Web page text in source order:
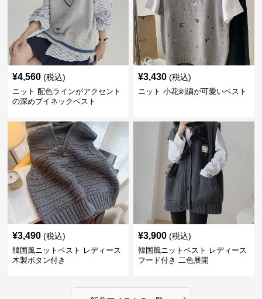
¥4,560 (税込)
ニット 配色ラインがアクセント
の深めブイネックベスト
¥3,430 (税込)
ニット 小花刺繍が可愛いベスト
¥3,490 (税込)
韓国風ニットベスト レディース
木製ボタン付き
¥3,900 (税込)
韓国風ニットベスト レディース
フード付き 二色展開